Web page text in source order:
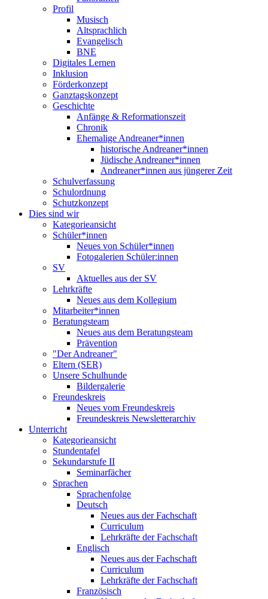
Profil
Musisch
Altsprachlich
Evangelisch
BNE
Digitales Lernen
Inklusion
Förderkonzept
Ganztagskonzept
Geschichte
Anfänge & Reformationszeit
Chronik
Ehemalige Andreaner*innen
historische Andreaner*innen
Jüdische Andreaner*innen
Andreaner*innen aus jüngerer Zeit
Schulverfassung
Schulordnung
Schutzkonzept
Dies sind wir
Kategorieansicht
Schüler*innen
Neues von Schüler*innen
Fotogalerien Schüler:innen
SV
Aktuelles aus der SV
Lehrkräfte
Neues aus dem Kollegium
Mitarbeiter*innen
Beratungsteam
Neues aus dem Beratungsteam
Prävention
"Der Andreaner"
Eltern (SER)
Unsere Schulhunde
Bildergalerie
Freundeskreis
Neues vom Freundeskreis
Freundeskreis Newsletterarchiv
Unterricht
Kategorieansicht
Stundentafel
Sekundarstufe II
Seminarfächer
Sprachen
Sprachenfolge
Deutsch
Neues aus der Fachschaft
Curriculum
Lehrkräfte der Fachschaft
Englisch
Neues aus der Fachschaft
Curriculum
Lehrkräfte der Fachschaft
Französisch